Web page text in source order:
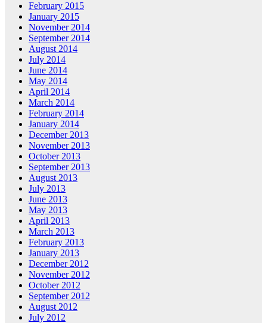
February 2015
January 2015
November 2014
September 2014
August 2014
July 2014
June 2014
May 2014
April 2014
March 2014
February 2014
January 2014
December 2013
November 2013
October 2013
September 2013
August 2013
July 2013
June 2013
May 2013
April 2013
March 2013
February 2013
January 2013
December 2012
November 2012
October 2012
September 2012
August 2012
July 2012